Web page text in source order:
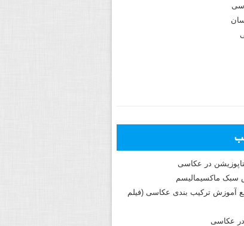
در عکاسی
آموزش ترکیب بندی عکاسی (فیلم
عکاسی